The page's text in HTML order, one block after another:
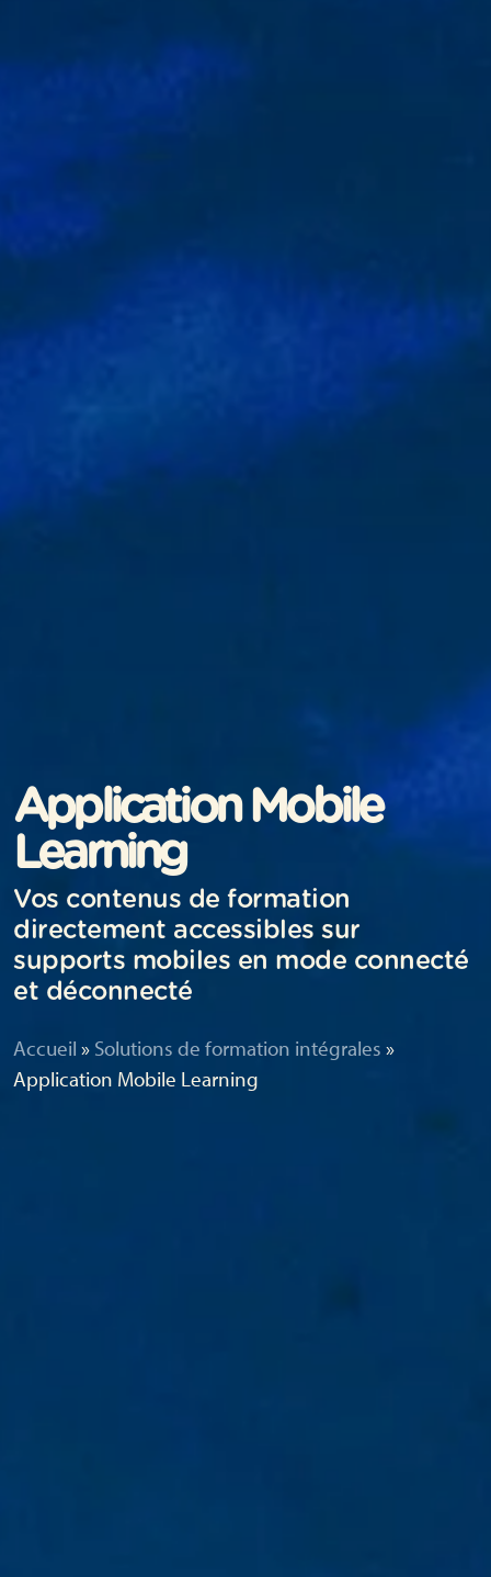
Application Mobile
Learning
Vos contenus de formation
directement accessibles sur
supports mobiles en mode connecté
et déconnecté
Accueil » Solutions de formation intégrales »
Application Mobile Learning